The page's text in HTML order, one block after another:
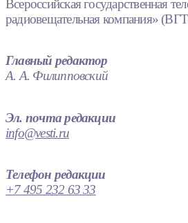
Всероссийская государственная
радиовещательная компания»
Главный редактор
А. А. Филипповский
Эл. почта редакции
info@vesti.ru
Телефон редакции
+7 495 232 63 33